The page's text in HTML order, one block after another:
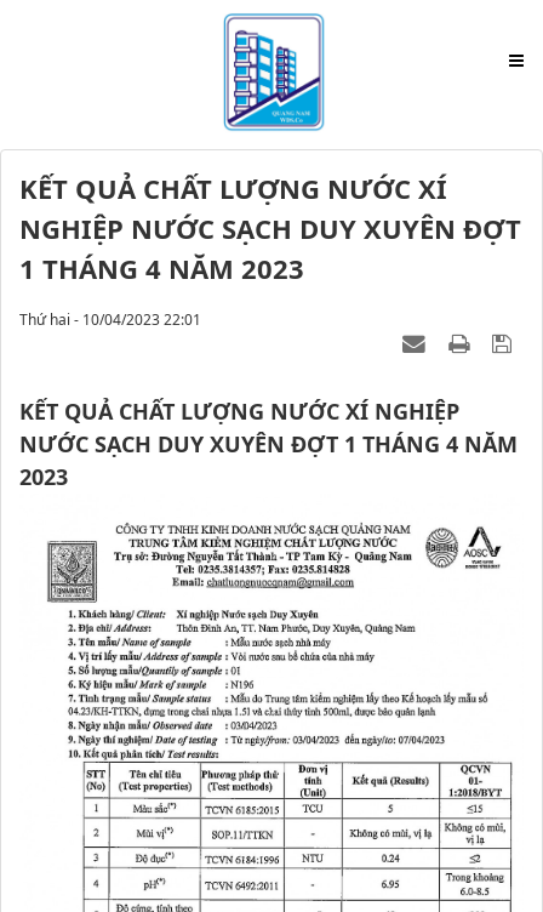
KẾT QUẢ CHẤT LƯỢNG NƯỚC XÍ
NGHIỆP NƯỚC SẠCH DUY XUYÊN ĐỢT
1 THÁNG 4 NĂM 2023
Thứ hai - 10/04/2023 22:01
KẾT QUẢ CHẤT LƯỢNG NƯỚC XÍ NGHIỆP
NƯỚC SẠCH DUY XUYÊN ĐỢT 1 THÁNG 4 NĂM
2023